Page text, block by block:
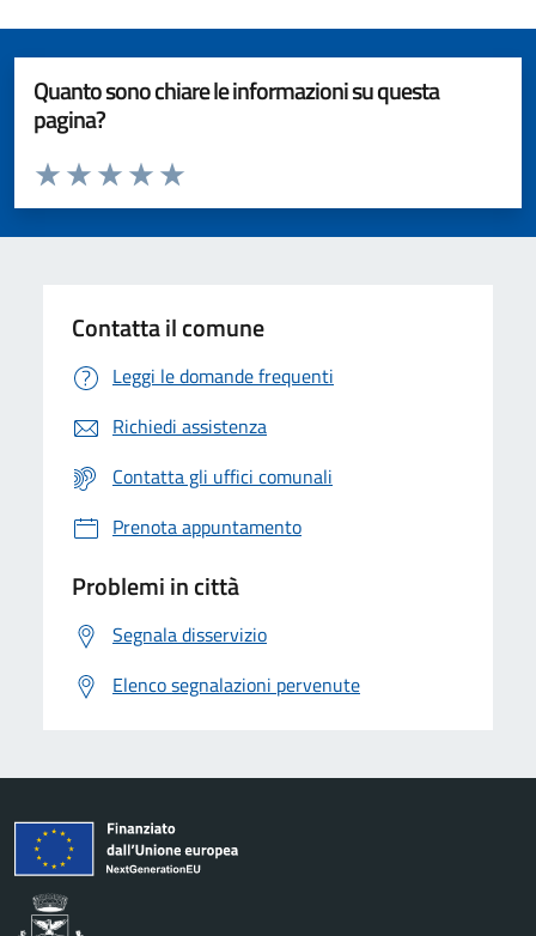
Quanto sono chiare le informazioni su questa
pagina?
Valuta da 1 a 5 stelle la pagina
Valuta 5 stelle su 5
Valuta 4 stelle su 5
Valuta 3 stelle su 5
Valuta 2 stelle su 5
Valuta 1 stelle su 5
Contatta il comune
Leggi le domande frequenti
Richiedi assistenza
Contatta gli uffici comunali
Prenota appuntamento
Problemi in città
Segnala disservizio
Elenco segnalazioni pervenute